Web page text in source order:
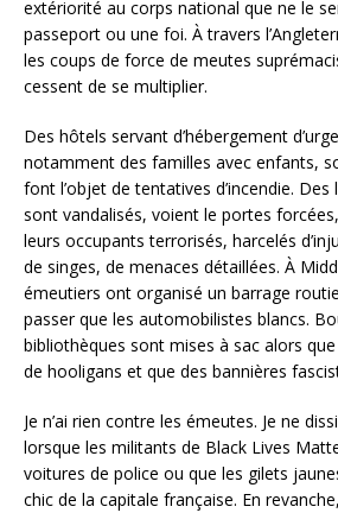
extériorité au corps national que ne le
passeport ou une foi. À travers
les coups de force de meutes
cessent de se multiplier.
Des hôtels servant d’hébergement
notamment des familles avec enfants,
font l’objet de tentatives d’incendie.
sont vandalisés, voient le portes
leurs occupants terrorisés, harcelés
de singes, de menaces détaillées. À
émeutiers ont organisé un barrage
passer que les automobilistes blancs.
bibliothèques sont mises à sac alors
de hooligans et que des bannières
Je n’ai rien contre les émeutes. Je ne
lorsque les militants de Black Lives
voitures de police ou que les gilets
chic de la capitale française. En